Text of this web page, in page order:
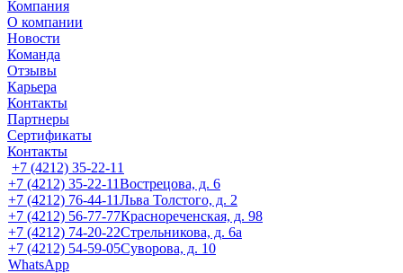
Компания
О компании
Новости
Команда
Отзывы
Карьера
Контакты
Партнеры
Сертификаты
Контакты
+7 (4212) 35-22-11
+7 (4212) 35-22-11Вострецова, д. 6
+7 (4212) 76-44-11Льва Толстого, д. 2
+7 (4212) 56-77-77Краснореченская, д. 98
+7 (4212) 74-20-22Стрельникова, д. 6а
+7 (4212) 54-59-05Суворова, д. 10
WhatsApp